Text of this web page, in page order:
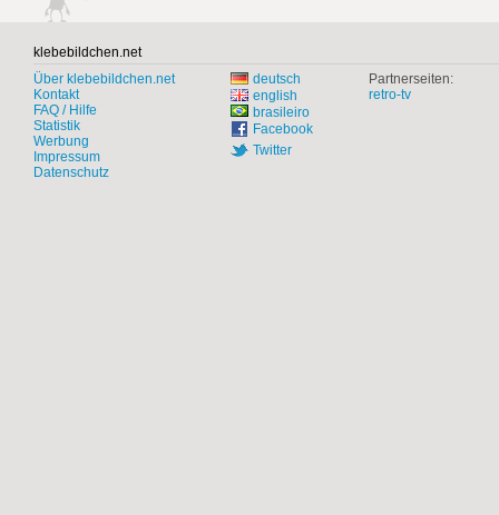
klebebildchen.net
Über klebebildchen.net
Kontakt
FAQ / Hilfe
Statistik
Werbung
Impressum
Datenschutz
deutsch
english
brasileiro
Facebook
Twitter
Partnerseiten:
retro-tv